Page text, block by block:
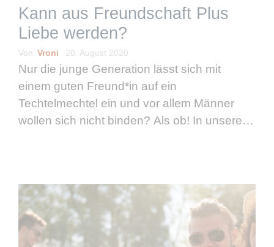
Kann aus Freundschaft Plus
Liebe werden?
Von Vroni 20. August 2020
Nur die junge Generation lässt sich mit
einem guten Freund*in auf ein
Techtelmechtel ein und vor allem Männer
wollen sich nicht binden? Als ob! In unserer
Hier verraten …weiterlesen